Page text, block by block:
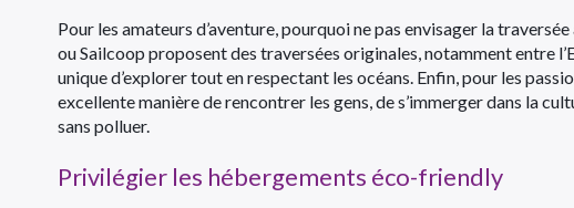
Pour les amateurs d’aventure, pourquoi ne pas envisager la
ou Sailcoop proposent des traversées originales, notamment entre
unique d’explorer tout en respectant les océans. Enfin, pour les
excellente manière de rencontrer les gens, de s’immerger dans la
sans polluer.
Privilégier les hébergements éco-friendly